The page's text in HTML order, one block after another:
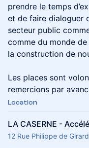
prendre le temps
et de faire dialoguer
secteur public
comme du monde de
la construction de
Les places sont
remercions par
Location
LA CASERNE -
12 Rue Philippe de